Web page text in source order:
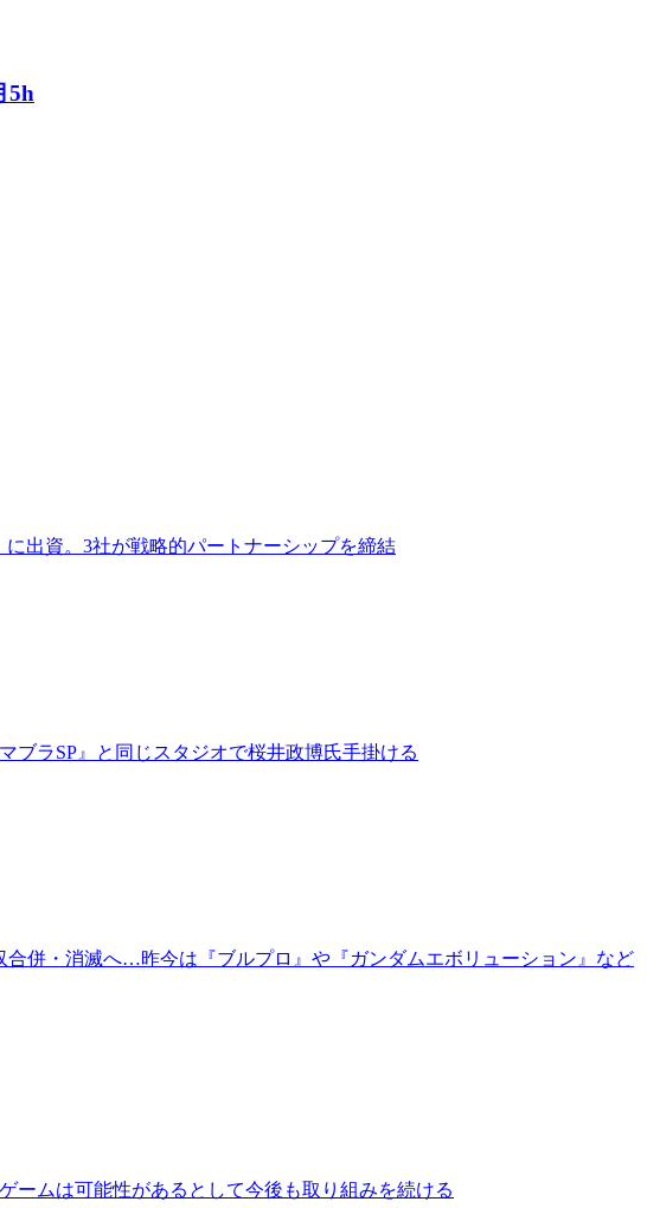
5h
出資。3社が戦略的パートナーシップを締結
ブラSP』と同じスタジオで桜井政博氏手掛ける
併・消滅へ…昨今は『ブルプロ』や『ガンダムエボリューション』など
ムは可能性があるとして今後も取り組みを続ける